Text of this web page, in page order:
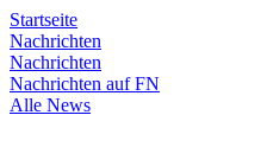
Startseite
Nachrichten
Nachrichten
Nachrichten auf FN
Alle News